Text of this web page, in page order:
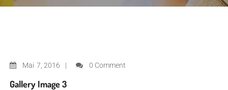
Mai 7, 2016 0 Comment
Gallery Image 3